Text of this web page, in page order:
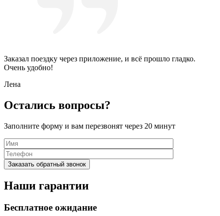
Заказал поездку через приложение, и всё прошло гладко.
Очень удобно!
Лена
Остались вопросы?
Заполните форму и вам перезвонят через 20 минут
Наши гарантии
Бесплатное ожидание